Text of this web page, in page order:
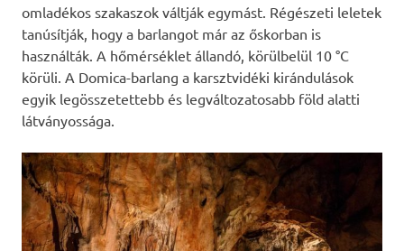
omladékos szakaszok váltják egymást. Régészeti leletek
tanúsítják, hogy a barlangot már az őskorban is
használták. A hőmérséklet állandó, körülbelül 10 °C
körüli. A Domica-barlang a karsztvidéki kirándulások
egyik legösszetettebb és legváltozatosabb föld alatti
látványossága.